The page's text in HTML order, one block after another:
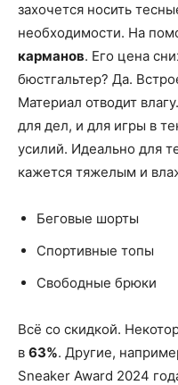
захочется носить
необходимости. На
карманов. Его цена
бюстгальтер? Да.
Материал отводит
для дел, и для игры в
усилий. Идеально для
кажется тяжелым и
Беговые шорты
Спортивные топы
Свободные брюки
Всё со скидкой.
в 63%. Другие,
Sneaker Award 2024